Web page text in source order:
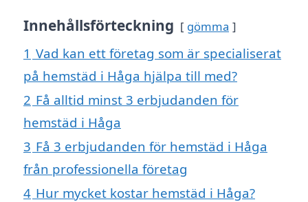
Innehållsförteckning gömma
1 Vad kan ett företag som är specialiserat
på hemstäd i Håga hjälpa till med?
2 Få alltid minst 3 erbjudanden för
hemstäd i Håga
3 Få 3 erbjudanden för hemstäd i Håga
från professionella företag
4 Hur mycket kostar hemstäd i Håga?